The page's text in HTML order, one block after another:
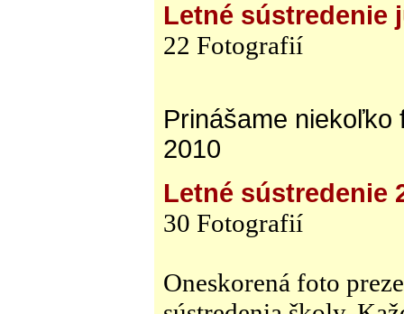
Letné sústredenie
22 Fotografií
Prinášame niekoľko
2010
Letné sústredenie
30 Fotografií
Oneskorená foto